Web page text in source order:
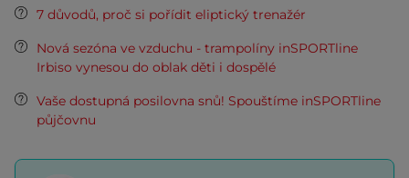
7 důvodů, proč si pořídit eliptický trenažér
Nová sezóna ve vzduchu - trampolíny inSPORTline
Irbiso vynesou do oblak děti i dospělé
Vaše dostupná posilovna snů! Spouštíme inSPORTline
půjčovnu